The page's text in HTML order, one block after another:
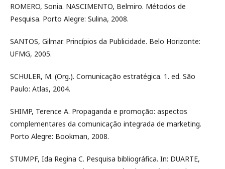
ROMERO, Sonia. NASCIMENTO, Belmiro. Métodos de
Pesquisa. Porto Alegre: Sulina, 2008.
SANTOS, Gilmar. Princípios da Publicidade. Belo Horizonte:
UFMG, 2005.
SCHULER, M. (Org.). Comunicação estratégica. 1. ed. São
Paulo: Atlas, 2004.
SHIMP, Terence A. Propaganda e promoção: aspectos
complementares da comunicação integrada de marketing.
Porto Alegre: Bookman, 2008.
STUMPF, Ida Regina C. Pesquisa bibliográfica. In: DUARTE,